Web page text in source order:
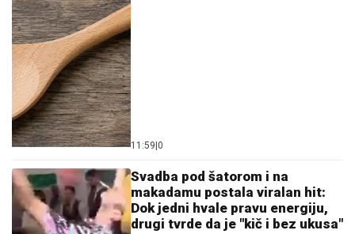
11:59 0
Svadba pod šatorom i na
makadamu postala viralan hit:
Dok jedni hvale pravu energiju,
drugi tvrde da je "kič i bez ukusa"